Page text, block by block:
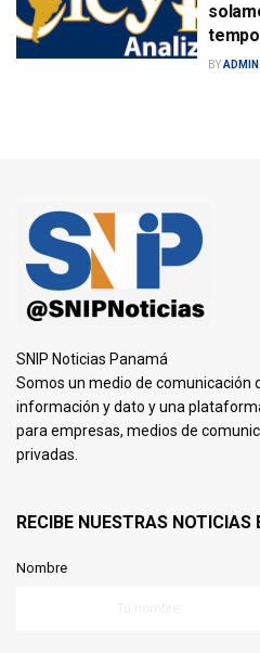
BYADMIN
SNIP Noticias Panamá
Somos un medio de comunicación
información y dato y una
para empresas, medios de
privadas.
RECIBE NUESTRAS NOTICIAS
Nombre